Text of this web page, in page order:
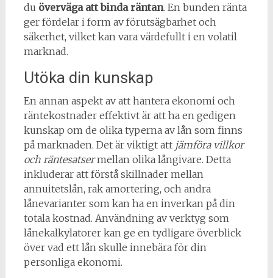
du överväga att binda räntan. En bunden ränta
ger fördelar i form av förutsägbarhet och
säkerhet, vilket kan vara värdefullt i en volatil
marknad.
Utöka din kunskap
En annan aspekt av att hantera ekonomi och
räntekostnader effektivt är att ha en gedigen
kunskap om de olika typerna av lån som finns
på marknaden. Det är viktigt att jämföra villkor
och räntesatsermellan olika långivare. Detta
inkluderar att förstå skillnader mellan
annuitetslån, rak amortering, och andra
lånevarianter som kan ha en inverkan på din
totala kostnad. Användning av verktyg som
lånekalkylatorer kan ge en tydligare överblick
över vad ett lån skulle innebära för din
personliga ekonomi.